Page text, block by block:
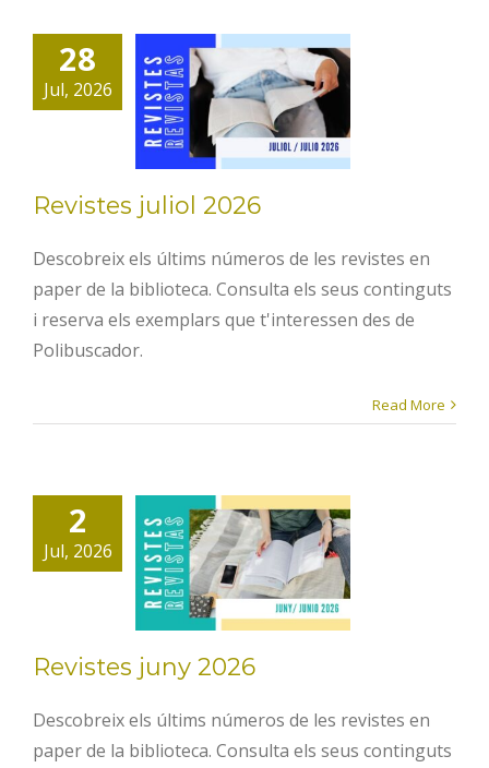
28
Jul, 2026
Revistes
juliol 2026
Revistes juliol 2026
Descobreix els últims números de les revistes en
paper de la biblioteca. Consulta els seus continguts
i reserva els exemplars que t'interessen des de
Polibuscador.
Read More
2
Jul, 2026
Revistes
juny 2026
Revistes juny 2026
Descobreix els últims números de les revistes en
paper de la biblioteca. Consulta els seus continguts